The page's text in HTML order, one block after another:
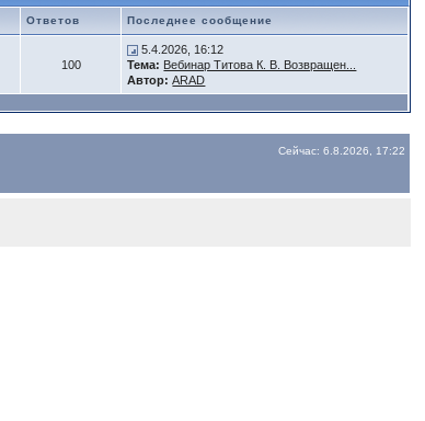
Ответов Последнее сообщение
100
5.4.2026, 16:12
Тема: Вебинар Титова К. В. Возвращен...
Автор: ARAD
Сейчас: 6.8.2026, 17:22